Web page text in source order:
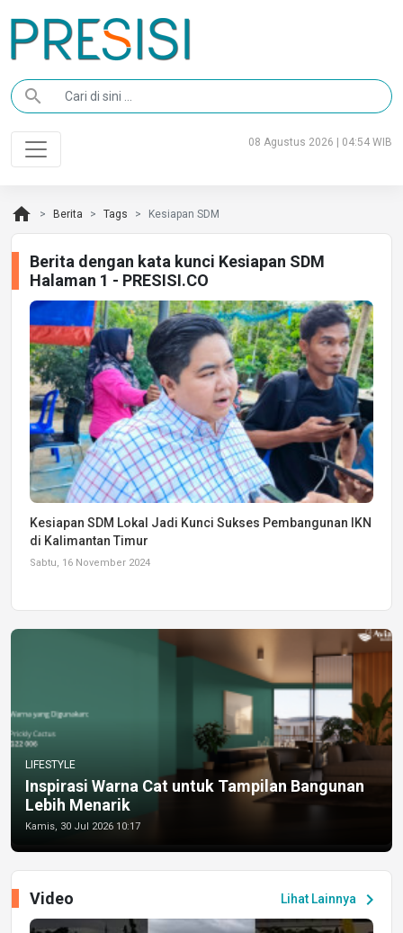
search
08 Agustus 2026 | 04:54 WIB
home Berita Tags Kesiapan SDM
Berita dengan kata kunci Kesiapan SDM
Halaman 1 - PRESISI.CO
Kesiapan SDM Lokal Jadi Kunci Sukses Pembangunan IKN
di Kalimantan Timur
Sabtu, 16 November 2024
LIFESTYLE
Inspirasi Warna Cat untuk Tampilan Bangunan
Lebih Menarik
Kamis, 30 Jul 2026 10:17
Lihat Lainnya chevron_right
Video